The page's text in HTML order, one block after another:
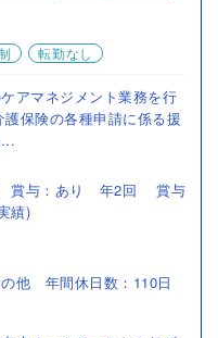
転勤なし
アマネジメント業務を行
保険の各種申請に係る援
賞与：あり 年2回 賞与
績)
他 年間休日数：110日